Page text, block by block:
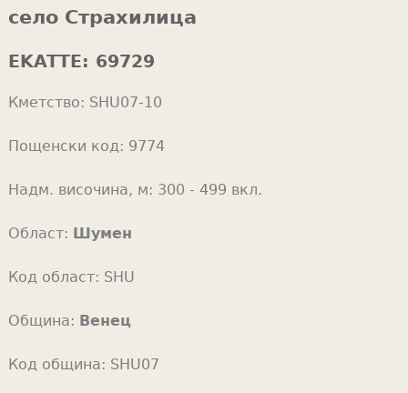
f
r
m
r
e
e
село Страхилица
EKATTE: 69729
Кметство: SHU07-10
Пощенски код: 9774
Надм. височина, м: 300 - 499 вкл.
Област: Шумен
Код област: SHU
Община: Венец
Код община: SHU07